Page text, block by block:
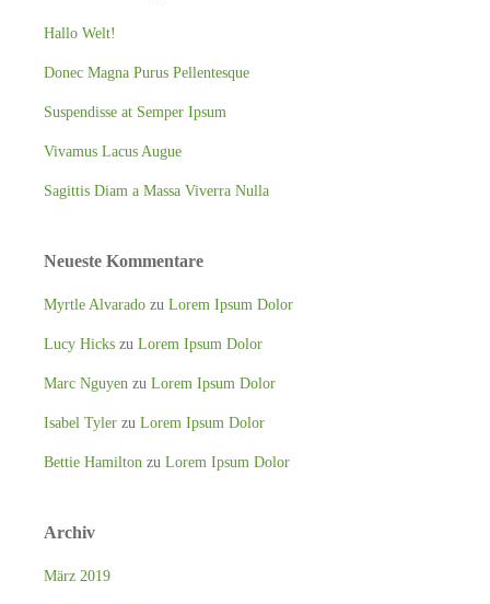
Hallo Welt!
Donec Magna Purus Pellentesque
Suspendisse at Semper Ipsum
Vivamus Lacus Augue
Sagittis Diam a Massa Viverra Nulla
Neueste Kommentare
Myrtle Alvaradozu Lorem Ipsum Dolor
Lucy Hickszu Lorem Ipsum Dolor
Marc Nguyen zu Lorem Ipsum Dolor
Isabel Tylerzu Lorem Ipsum Dolor
Bettie Hamilton zu Lorem Ipsum Dolor
Archiv
März 2019